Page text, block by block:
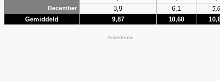
December
3,9 6,1 5,6
Gemiddeld 9,87 10,60
Advertentie